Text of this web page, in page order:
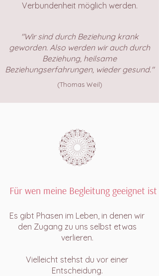
Verbundenheit möglich werden.
"Wir sind durch Beziehung krank
geworden. Also werden wir auch durch
Beziehung, heilsame
Beziehungserfahrungen, wieder gesund."
(Thomas Weil)
Für wen meine Begleitung geeignet ist
Es gibt Phasen im Leben, in denen wir
den Zugang zu uns selbst etwas
verlieren.
Vielleicht stehst du vor einer
Entscheidung.